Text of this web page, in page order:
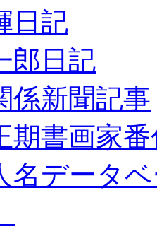
日記
郎日記
係新聞記事
期書画家
名データ